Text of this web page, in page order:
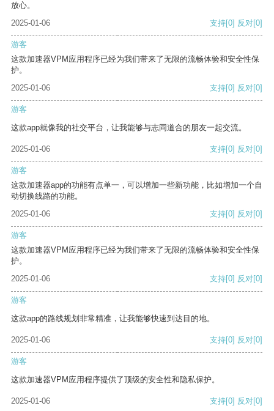
放心。
2025-01-06
支持[0] 反对[0]
游客
这款加速器VPM应用程序已经为我们带来了无限的流畅体验和安全性保
护。
2025-01-06
支持[0] 反对[0]
游客
这款app就像我的社交平台，让我能够与志同道合的朋友一起交流。
2025-01-06 支持[0] 反对[0]
游客
这款加速器app的功能有点单一，可以增加一些新功能，比如增加一个自
动切换线路的功能。
2025-01-06
支持[0] 反对[0]
游客
这款加速器VPM应用程序已经为我们带来了无限的流畅体验和安全性保
护。
2025-01-06
支持[0] 反对[0]
游客
这款app的路线规划非常精准，让我能够快速到达目的地。
2025-01-06 支持[0] 反对[0]
游客
这款加速器VPM应用程序提供了顶级的安全性和隐私保护。
2025-01-06 支持[0] 反对[0]